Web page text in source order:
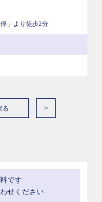
」より徒歩2分
る
です
せください